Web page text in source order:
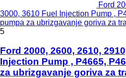
Ford
3000, 3610 Fuel Injection Pump ,
pumpa za ubrizgavanje goriva za
5
Ford 2000, 2600, 2610,
Injection Pump , P4665,
za ubrizgavanje goriva za